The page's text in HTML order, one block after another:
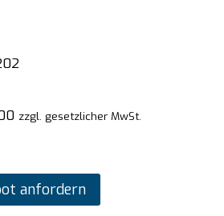
zzgl. gesetzlicher MwSt.
anfordern